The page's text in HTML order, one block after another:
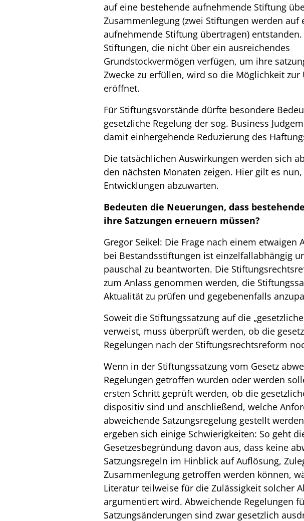
auf eine bestehende aufnehmende Stiftung
Zusammenlegung (zwei Stiftungen werden auf
aufnehmende Stiftung übertragen)
Stiftungen, die nicht über ein ausreichendes
Grundstockvermögen verfügen, um ihre
Zwecke zu erfüllen, wird so die Möglichkeit
eröffnet.
Für Stiftungsvorstände dürfte besondere
gesetzliche Regelung der sog. Business
damit einhergehende Reduzierung des
Die tatsächlichen Auswirkungen werden sich
den nächsten Monaten zeigen. Hier gilt es
Entwicklungen abzuwarten.
Bedeuten die Neuerungen, dass
ihre Satzungen erneuern müssen?
Gregor Seikel: Die Frage nach einem etwaigen
bei Bestandsstiftungen ist einzelfallabhängig
pauschal zu beantworten. Die
zum Anlass genommen werden, die
Aktualität zu prüfen und gegebenenfalls
Soweit die Stiftungssatzung auf die
verweist, muss überprüft werden, ob die
Regelungen nach der Stiftungsrechtsreform
Wenn in der Stiftungssatzung vom Gesetz
Regelungen getroffen wurden oder werden
ersten Schritt geprüft werden, ob die
dispositiv sind und anschließend, welche
abweichende Satzungsregelung gestellt
ergeben sich einige Schwierigkeiten: So geht
Gesetzesbegründung davon aus, dass keine
Satzungsregeln im Hinblick auf Auflösung,
Zusammenlegung getroffen werden können,
Literatur teilweise für die Zulässigkeit solcher
argumentiert wird. Abweichende Regelungen
Satzungsänderungen sind zwar gesetzlich